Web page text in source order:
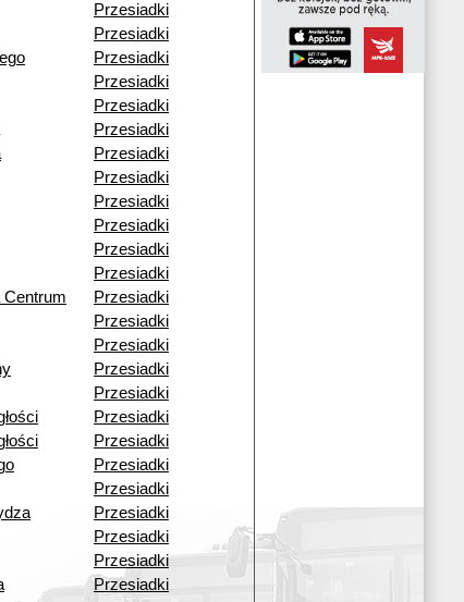
Przesiadki
Przesiadki
Przesiadki
Przesiadki
Przesiadki
Przesiadki
Przesiadki
Przesiadki
Przesiadki
Przesiadki
Przesiadki
Przesiadki
Centrum
Przesiadki
Przesiadki
Przesiadki
Przesiadki
Przesiadki
Przesiadki
Przesiadki
Przesiadki
Przesiadki
Przesiadki
Przesiadki
Przesiadki
Przesiadki